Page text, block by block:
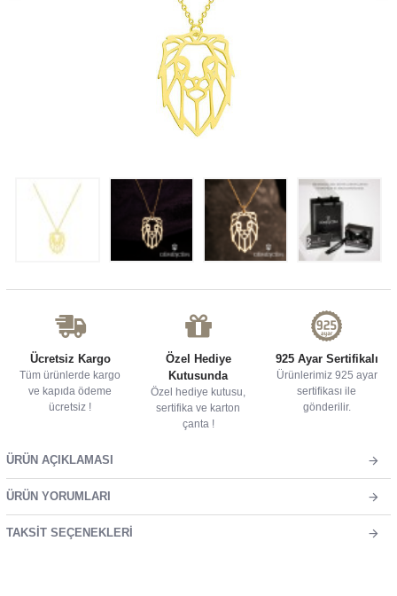
Ücretsiz Kargo
Tüm ürünlerde kargo
ve kapıda ödeme
ücretsiz !
Özel Hediye
Kutusunda
Özel hediye kutusu,
sertifika ve karton
çanta !
925 Ayar Sertifikalı
Ürünlerimiz 925 ayar
sertifikası ile
gönderilir.
ÜRÜN AÇIKLAMASI
ÜRÜN YORUMLARI
TAKSIT SEÇENEKLERI